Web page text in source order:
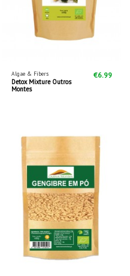
Algae & Fibers
Detox Mixture Outros
Montes
€6.99